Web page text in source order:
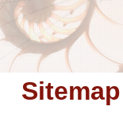
Sitemap